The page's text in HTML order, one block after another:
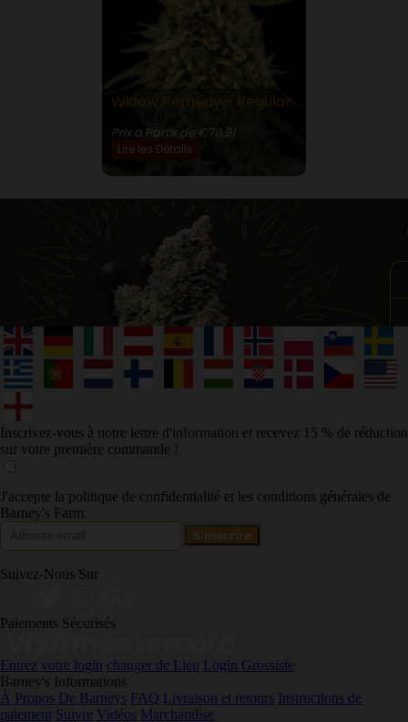
Widow Remedy - Regular
Prix a Partir de €70.91
Lire les Détails
Inscrivez-vous à notre lettre d'information et recevez 15 % de réduction
sur votre première commande !
J'accepte la politique de confidentialité et les conditions générales de
Barney's Farm.
Suivez-Nous Sur
Paiements Sécurisés
Entrez votre login changer de Lieu Login Grossiste
Barney's Informations
À Propos De Barneys FAQ Livraison et retours Instructions de
paiement Suivre Vidéos Marchandise